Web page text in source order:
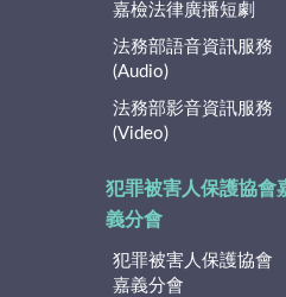
嘉檢法律廣播短劇
法務部語音資訊服務
(Audio)
法務部影音資訊服務
(Video)
犯罪被害人保護協會
義分會
犯罪被害人保護協會
嘉義分會